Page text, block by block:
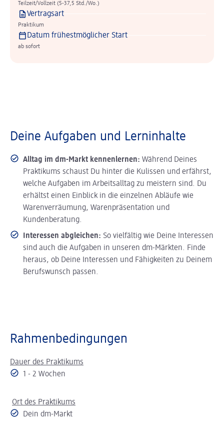
Teilzeit/Vollzeit (5-37,5 Std./Wo.)
Vertragsart
Praktikum
Datum frühestmöglicher Start
ab sofort
Deine Aufgaben und Lerninhalte
Alltag im dm-Markt kennenlernen: Während Deines
Praktikums schaust Du hinter die Kulissen und erfährst,
welche Aufgaben im Arbeitsalltag zu meistern sind. Du
erhältst einen Einblick in die einzelnen Abläufe wie
Warenverräumung, Warenpräsentation und
Kundenberatung.
Interessen abgleichen: So vielfältig wie Deine Interessen
sind auch die Aufgaben in unseren dm-Märkten. Finde
heraus, ob Deine Interessen und Fähigkeiten zu Deinem
Berufswunsch passen.
Rahmenbedingungen
Dauer des Praktikums
1 - 2 Wochen
Ort des Praktikums
Dein dm-Markt